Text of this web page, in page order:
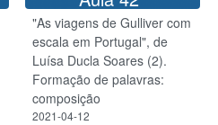
"As viagens de Gulliver com
escala em Portugal", de
Luísa Ducla Soares (2).
Formação de palavras:
composição
2021-04-12